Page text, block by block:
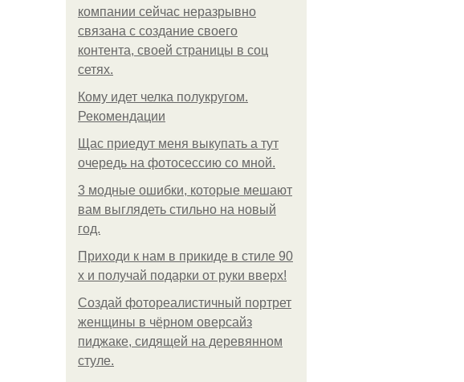
компании сейчас неразрывно
связана с создание своего
контента, своей страницы в соц
сетях.
Кому идет челка полукругом.
Рекомендации
Щас приедут меня выкупать а тут
очередь на фотосессию со мной.
3 модные ошибки, которые мешают
вам выглядеть стильно на новый
год.
Приходи к нам в прикиде в стиле 90
х и получай подарки от руки вверх!
Создай фотореалистичный портрет
женщины в чёрном оверсайз
пиджаке, сидящей на деревянном
стуле.